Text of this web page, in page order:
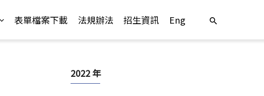
表單檔案下載 法規辦法 招生資訊 Eng
2022 年